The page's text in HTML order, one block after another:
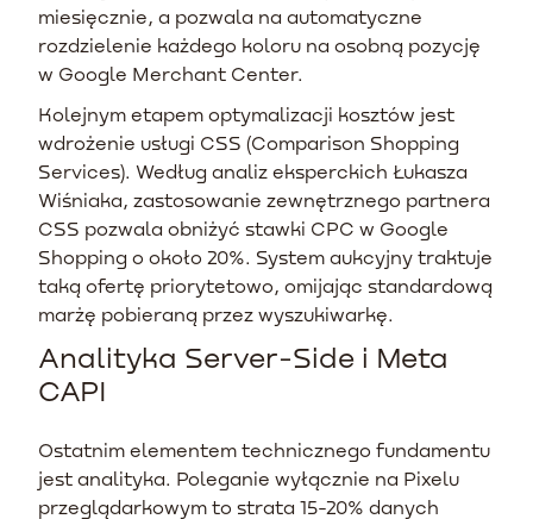
miesięcznie, a pozwala na automatyczne
rozdzielenie każdego koloru na osobną pozycję
w Google Merchant Center.
Kolejnym etapem optymalizacji kosztów jest
wdrożenie usługi CSS (Comparison Shopping
Services). Według analiz eksperckich Łukasza
Wiśniaka, zastosowanie zewnętrznego partnera
CSS pozwala obniżyć stawki CPC w Google
Shopping o około 20%. System aukcyjny traktuje
taką ofertę priorytetowo, omijając standardową
marżę pobieraną przez wyszukiwarkę.
Analityka Server-Side i Meta
CAPI
Ostatnim elementem technicznego fundamentu
jest analityka. Poleganie wyłącznie na Pixelu
przeglądarkowym to strata 15-20% danych